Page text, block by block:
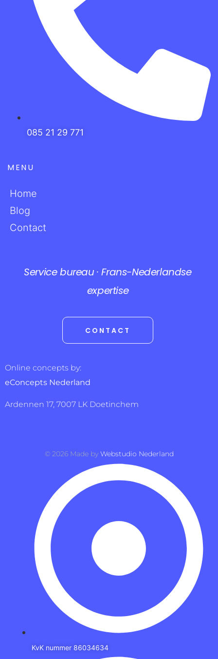
085 21 29 771
MENU
Home
Blog
Contact
Service bureau · Frans-Nederlandse
expertise
CONTACT
Online concepts by:
eConcepts Nederland
Ardennen 17, 7007 LK Doetinchem
© 2026Made by Webstudio Nederland
KvK nummer 86034634